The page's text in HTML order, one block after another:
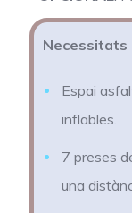
Necessitats
Espai
inflables.
7 preses
una